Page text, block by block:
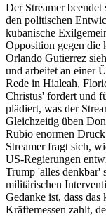
Der Streamer
den politischen
kubanische
Opposition gegen die
Orlando Gutierrez
und arbeitet an einer
Rede in Hialeah,
Christus' fordert und
plädiert, was der
Gleichzeitig üben
Rubio enormen
Streamer fragt sich,
US-Regierungen
Trump 'alles denkbar'
militärischen
Gedanke ist, dass
Kräftemessen zahlt,